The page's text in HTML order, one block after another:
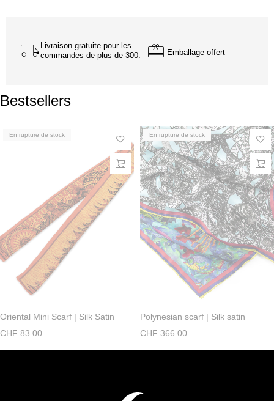
Livraison gratuite pour les
commandes de plus de 300.–
Emballage offert
Bestsellers
En rupture de stock
Oriental Mini Scarf | Silk Satin
CHF 83.00
En rupture de stock
Polynesian scarf | Silk satin
CHF 366.00